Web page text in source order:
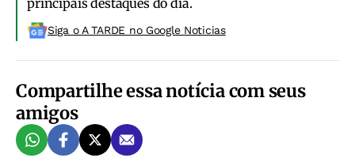
principais destaques do dia.
Siga o A TARDE no Google Noticias
Compartilhe essa notícia com seus
amigos